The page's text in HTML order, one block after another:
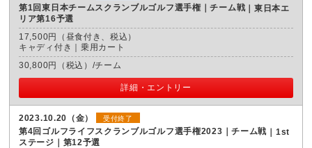
第1回東日本チームスクランブルゴルフ選手権｜チーム戦
東日本エ
リア第16予選
17,500円（昼食付き、税込）
キャディ付き｜乗用カート
30,800円（税込）/チーム
詳細・エントリー
2023.10.20（金） 受付終了
第4回ゴルフライフスクランブルゴルフ選手権2023｜チーム戦
1st
ステージ｜第12予選